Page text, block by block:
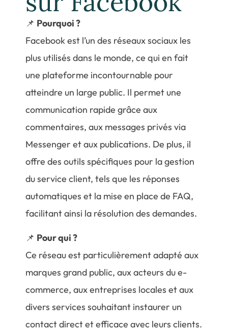
📌 Pourquoi ?
Facebook est l’un des réseaux sociaux les
plus utilisés dans le monde, ce qui en fait
une plateforme incontournable pour
atteindre un large public. Il permet une
communication rapide grâce aux
commentaires, aux messages privés via
Messenger et aux publications. De plus, il
offre des outils spécifiques pour la gestion
du service client, tels que les réponses
automatiques et la mise en place de FAQ,
facilitant ainsi la résolution des demandes.
📌 Pour qui ?
Ce réseau est particulièrement adapté aux
marques grand public, aux acteurs du e-
commerce, aux entreprises locales et aux
divers services souhaitant instaurer un
contact direct et efficace avec leurs clients.